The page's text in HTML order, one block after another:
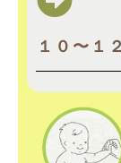
１０〜１